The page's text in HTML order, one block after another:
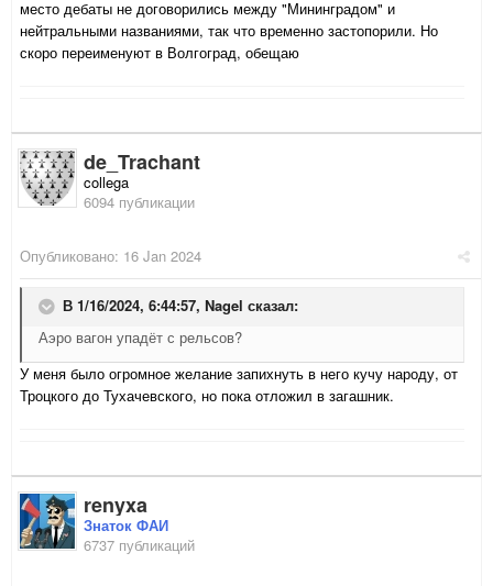
место дебаты не договорились между "Мининградом" и
нейтральными названиями, так что временно застопорили. Но
скоро переименуют в Волгоград, обещаю
de_Trachant
collega
6094 публикации
Опубликовано: 16 Jan 2024
В 1/16/2024, 6:44:57, Nagel сказал:
Аэро вагон упадёт с рельсов?
У меня было огромное желание запихнуть в него кучу народу, от
Троцкого до Тухачевского, но пока отложил в загашник.
renyxa
Знаток ФАИ
6737 публикаций